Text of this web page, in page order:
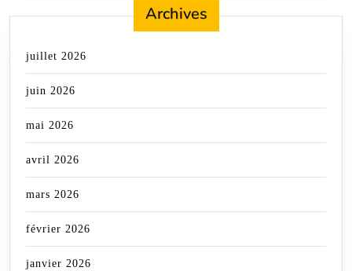
Archives
juillet 2026
juin 2026
mai 2026
avril 2026
mars 2026
février 2026
janvier 2026